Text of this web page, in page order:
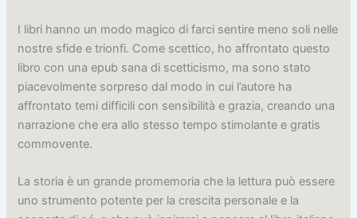
I libri hanno un modo magico di farci sentire meno soli nelle
nostre sfide e trionfi. Come scettico, ho affrontato questo
libro con una epub sana di scetticismo, ma sono stato
piacevolmente sorpreso dal modo in cui l’autore ha
affrontato temi difficili con sensibilità e grazia, creando una
narrazione che era allo stesso tempo stimolante e gratis
commovente.
La storia è un grande promemoria che la lettura può essere
uno strumento potente per la crescita personale e la